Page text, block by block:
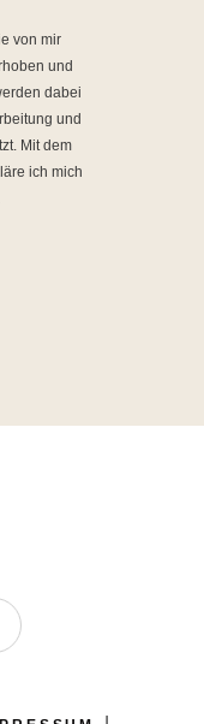
von mir
und
dabei
und
Mit dem
ich mich